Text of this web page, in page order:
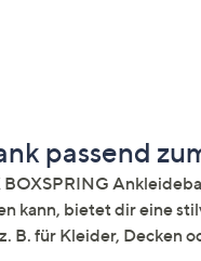
passend
kann, bietet dir eine
B. für Kleider, Decken